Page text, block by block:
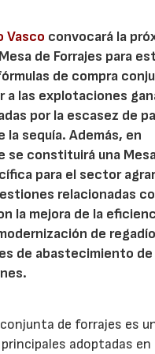
Vasco convocará la
de Forrajes para
de compra
a las explotaciones
por la escasez de
la sequía. Además, en
se constituirá una
para el sector
relacionadas
la mejora de la
de
de abastecimiento de
de forrajes es
adoptadas en